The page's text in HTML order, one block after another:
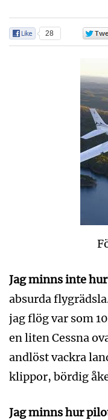
28
Jag minns inte hur
absurda
jag flög var som
en liten Cessna
andlöst vackra
klippor, bördig
Jag minns hur